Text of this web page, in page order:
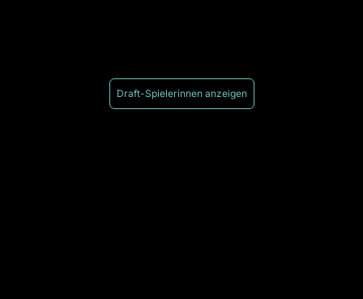
Draft-Spielerinnen anzeigen